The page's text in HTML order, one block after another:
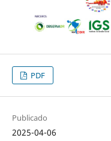
PDF
Publicado
2025-04-06